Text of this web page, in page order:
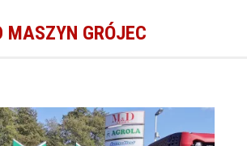
MASZYN GRÓJEC